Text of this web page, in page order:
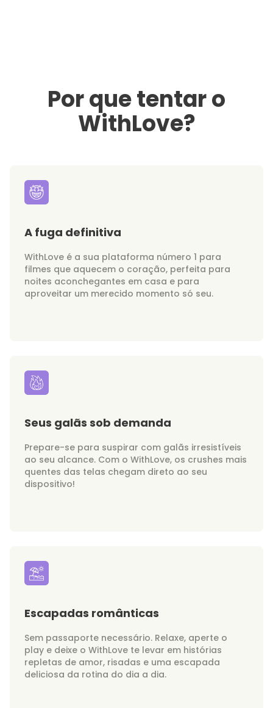
Por que tentar o
WithLove?
A fuga definitiva
WithLove é a sua plataforma número 1 para
filmes que aquecem o coração, perfeita para
noites aconchegantes em casa e para
aproveitar um merecido momento só seu.
Seus galãs sob demanda
Prepare-se para suspirar com galãs irresistíveis
ao seu alcance. Com o WithLove, os crushes mais
quentes das telas chegam direto ao seu
dispositivo!
Escapadas românticas
Sem passaporte necessário. Relaxe, aperte o
play e deixe o WithLove te levar em histórias
repletas de amor, risadas e uma escapada
deliciosa da rotina do dia a dia.